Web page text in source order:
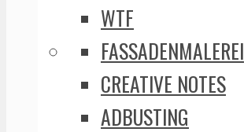
WTF
FASSADENMALEREI
CREATIVE NOTES
ADBUSTING